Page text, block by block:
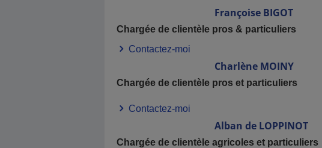
Françoise BIGOT
Chargée de clientèle pros & particuliers
Contactez-moi
Charlène MOINY
Chargée de clientèle pros et particuliers
Contactez-moi
Alban de LOPPINOT
Chargée de clientèle agricoles et particuliers